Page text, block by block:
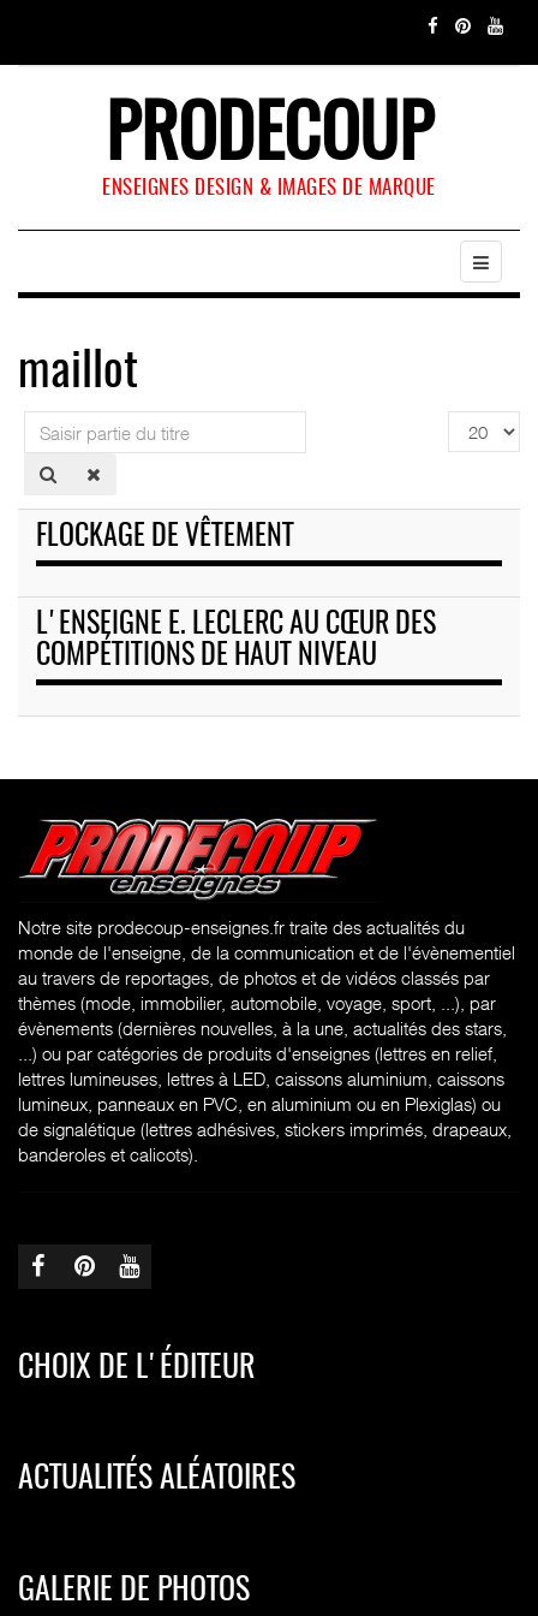
PRODECOUP
ENSEIGNES DESIGN & IMAGES DE MARQUE
maillot
Saisir
partie
du
Affichage
#
FLOCKAGE DE VÊTEMENT
L'ENSEIGNE E. LECLERC AU CŒUR DES
COMPÉTITIONS DE HAUT NIVEAU
Notre site prodecoup-enseignes.fr traite des actualités du
monde de l'enseigne, de la communication et de l'évènementiel
au travers de reportages, de photos et de vidéos classés par
thèmes (mode, immobilier, automobile, voyage, sport, ...), par
évènements (dernières nouvelles, à la une, actualités des stars,
...) ou par catégories de produits d'enseignes (lettres en relief,
lettres lumineuses, lettres à LED, caissons aluminium, caissons
lumineux, panneaux en PVC, en aluminium ou en Plexiglas) ou
de signalétique (lettres adhésives, stickers imprimés, drapeaux,
banderoles et calicots).
CHOIX DE L'ÉDITEUR
ACTUALITÉS ALÉATOIRES
GALERIE DE PHOTOS